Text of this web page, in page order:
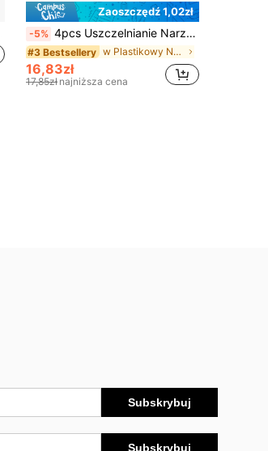
Zaoszczędź 1,02zł
-5% 4pcs Uszczelnianie Narzędzie Zestaw , Silikon Staw Rozwieracz Szpatułka Skrobak , Krawędź Naprawa Narzędzia , Piętro Płytka Sprzątacz
#3 Bestsellery w Plastikowy Narzędzia ręczne
16,83zł
17,85zł najniższa cena
Subskrybuj
Subskrybuj